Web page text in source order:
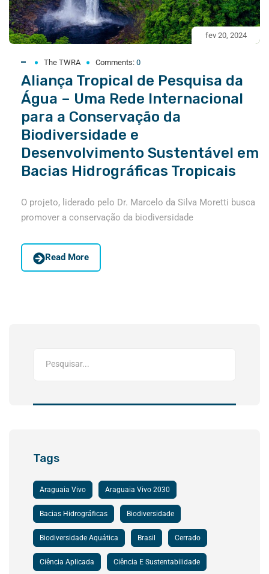
fev 20, 2024
The TWRA Comments: 0
Aliança Tropical de Pesquisa da
Água – Uma Rede Internacional
para a Conservação da
Biodiversidade e
Desenvolvimento Sustentável em
Bacias Hidrográficas Tropicais
O projeto, liderado pelo Dr. Marcelo da Silva Moretti busca
promover a conservação da biodiversidade
Read More
Tags
Araguaia Vivo Araguaia Vivo 2030
Bacias Hidrográficas Biodiversidade
Biodiversidade Aquática Brasil Cerrado
Ciência Aplicada Ciência E Sustentabilidade